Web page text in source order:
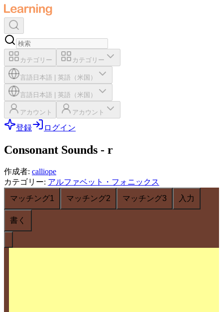
カテゴリー カテゴリー
言語 日本語 英語（米国）
言語 日本語 英語（米国）
アカウント アカウント
登録 ログイン
Consonant Sounds - r
作成者: calliope
カテゴリー: アルファベット・フォニックス
マッチング1
マッチング2 マッチング3 入力
書く